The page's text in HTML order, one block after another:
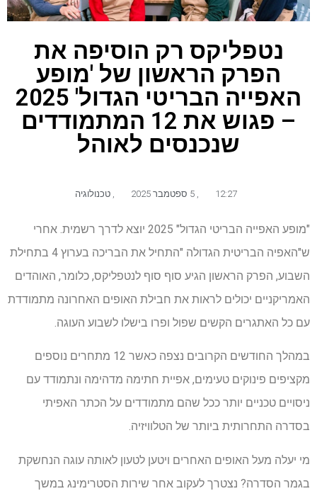
נטפליקס רק הוסיפה את
הפרק הראשון של 'מופע
האפייה הבריטי הגדול' 2025
– פגוש את 12 המתמודדים
שנכנסים לאוהל
12:27 5 ספטמבר 2025 טכנולוגיה
"מופע האפייה הבריטי הגדול" 2025 יוצא לדרך רשמית. אחרי
ש"האפיה הבריטית הגדולה "התחיל את הבריכה בערוץ 4 בתחילת
השבוע, הפרק הראשון הגיע סוף סוף לנטפליקס, כלומר, האוהדים
האמריקניים יכולים לראות את חבילת האופים האחרונה מתמודדת
עם כל האתגרים הקשים שפול ופרו בישלו לשבוע העוגה.
במהלך החודשים הקרובים נצפה כאשר 12 מתחרים נוספים
מקציפים פינוקים טעימים, אפיית חתימה מדהימה ונתמודד עם
ניסויים טכניים יותר ככל שהם מתמודדים על הכתר האפיתי
בסדרה התחרותית ביותר של הטלוויזיה.
מי יעלה מעל האופים האחרים ויטען לטעון לאותה עוגה הנחשקת
בגמר הסדרה? נצטרך לעקוב אחר שירות הסטרימינג במשך